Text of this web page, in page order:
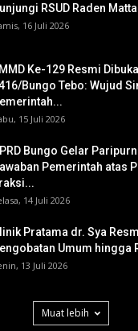
RSUD Raden
16 Juli 2026
Ke-129 Resmi
Bungo Tebo: Wujud
15 Juli 2026
Bungo Gelar
Pemerintah atas
14 Juli 2026
Pratama dr. Sya
Umum hingga
13 Juli 2026
Muat lebih